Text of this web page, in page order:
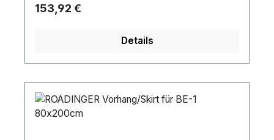
Regulärer Preis:
153,92 €
Details